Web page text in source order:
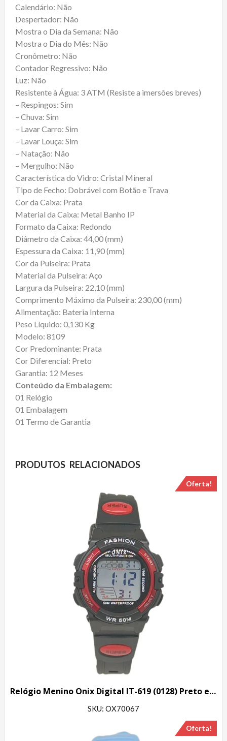
Calendário: Não
Despertador: Não
Mostra o Dia da Semana: Não
Mostra o Dia do Mês: Não
Cronômetro: Não
Contador Regressivo: Não
Luz: Não
Resistente à Água: 3 ATM (Resiste a imersões breves)
– Respingos: Sim
– Chuva: Sim
– Lavar Carro: Sim
– Lavar Louça: Sim
– Natação: Não
– Mergulho: Não
Característica do Vidro: Cristal Mineral
Tipo de Fecho: Dobrável com Botão e Trava
Cor da Caixa: Prata
Material da Caixa: Metal Banho IP
Formato da Caixa: Redondo
Diâmetro da Caixa: 44,00 (mm)
Espessura da Caixa: 11,90 (mm)
Cor da Pulseira: Prata
Material da Pulseira: Aço
Largura da Pulseira: 22,10 (mm)
Comprimento Máximo da Pulseira: 230,00 (mm)
Alimentação: Bateria Interna
Peso Líquido: 0,130 Kg
Modelo: 8109
Cor Predominante: Prata
Cor Diferencial: Preto
Garantia: 12 Meses
Conteúdo da Embalagem:
01 Relógio
01 Embalagem
01 Termo de Garantia
PRODUTOS RELACIONADOS
Oferta!
Relógio Menino Onix Digital IT-619 (0128) Preto e Vermelho
SKU: OX70067
Oferta!